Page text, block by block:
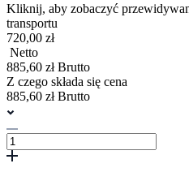
Kliknij, aby zobaczyć
transportu
720,00 zł
Netto
885,60 zł Brutto
Z czego składa się cena
885,60 zł Brutto